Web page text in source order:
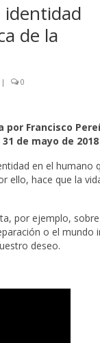
identidad
de la
| 0
Francisco
de mayo de 2018
en el humano
ello, hace que la
por ejemplo,
o el mundo
deseo.